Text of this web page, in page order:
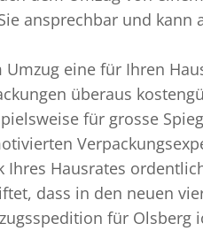
ansprechbar und
eine für Ihren
überaus
für grosse
Ihres Hausrates
dass in den neuen
für Olsberg